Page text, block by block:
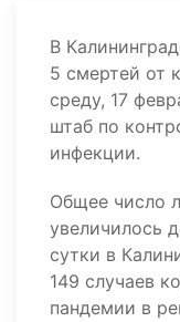
В
5 смертей от
среду, 17
штаб по
инфекции.
Общее число
увеличилось
сутки в
149 случаев
пандемии в